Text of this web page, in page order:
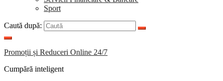
Sport
Caută după:
Promoții și Reduceri Online 24/7
Cumpără inteligent